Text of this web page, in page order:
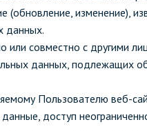
изменение),
данных.
или совместно с другими
данных, подлежащих
Пользователю веб-
доступ